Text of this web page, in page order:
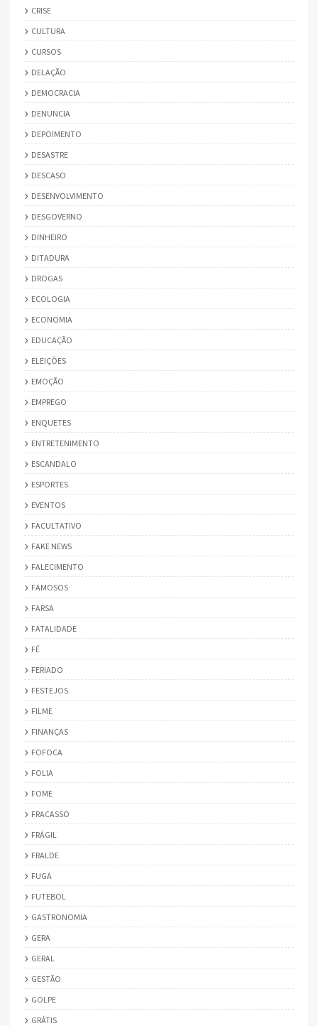
CRISE
CULTURA
CURSOS
DELAÇÃO
DEMOCRACIA
DENUNCIA
DEPOIMENTO
DESASTRE
DESCASO
DESENVOLVIMENTO
DESGOVERNO
DINHEIRO
DITADURA
DROGAS
ECOLOGIA
ECONOMIA
EDUCAÇÃO
ELEIÇÕES
EMOÇÃO
EMPREGO
ENQUETES
ENTRETENIMENTO
ESCANDALO
ESPORTES
EVENTOS
FACULTATIVO
FAKE NEWS
FALECIMENTO
FAMOSOS
FARSA
FATALIDADE
FÉ
FERIADO
FESTEJOS
FILME
FINANÇAS
FOFOCA
FOLIA
FOME
FRACASSO
FRÁGIL
FRALDE
FUGA
FUTEBOL
GASTRONOMIA
GERA
GERAL
GESTÃO
GOLPE
GRÁTIS